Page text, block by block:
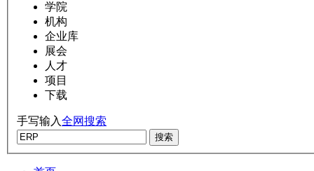
学院
机构
企业库
展会
人才
项目
下载
手写输入全网搜索
搜索